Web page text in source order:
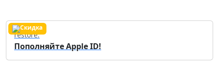
restore:
Пополняйте Apple ID!